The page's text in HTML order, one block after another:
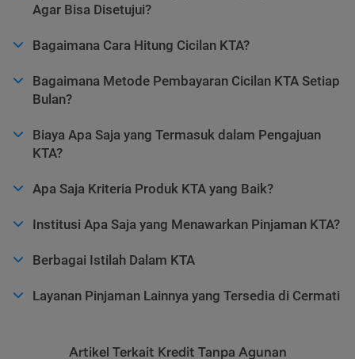
Agar Bisa Disetujui?
Bagaimana Cara Hitung Cicilan KTA?
Bagaimana Metode Pembayaran Cicilan KTA Setiap
Bulan?
Biaya Apa Saja yang Termasuk dalam Pengajuan
KTA?
Apa Saja Kriteria Produk KTA yang Baik?
Institusi Apa Saja yang Menawarkan Pinjaman KTA?
Berbagai Istilah Dalam KTA
Layanan Pinjaman Lainnya yang Tersedia di Cermati
Artikel Terkait Kredit Tanpa Agunan